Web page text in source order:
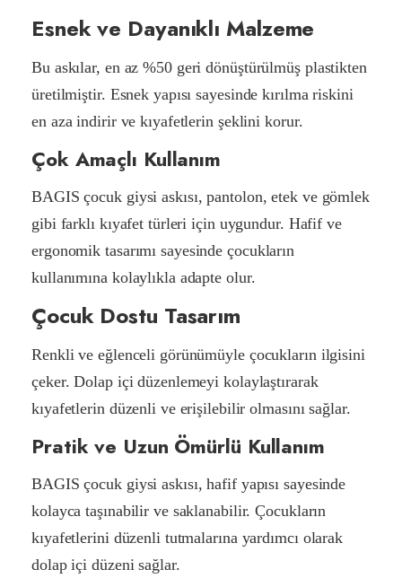
Esnek ve Dayanıklı Malzeme
Bu askılar, en az %50 geri dönüştürülmüş plastikten
üretilmiştir. Esnek yapısı sayesinde kırılma riskini
en aza indirir ve kıyafetlerin şeklini korur.
Çok Amaçlı Kullanım
BAGIS çocuk giysi askısı, pantolon, etek ve gömlek
gibi farklı kıyafet türleri için uygundur. Hafif ve
ergonomik tasarımı sayesinde çocukların
kullanımına kolaylıkla adapte olur.
Çocuk Dostu Tasarım
Renkli ve eğlenceli görünümüyle çocukların ilgisini
çeker. Dolap içi düzenlemeyi kolaylaştırarak
kıyafetlerin düzenli ve erişilebilir olmasını sağlar.
Pratik ve Uzun Ömürlü Kullanım
BAGIS çocuk giysi askısı, hafif yapısı sayesinde
kolayca taşınabilir ve saklanabilir. Çocukların
kıyafetlerini düzenli tutmalarına yardımcı olarak
dolap içi düzeni sağlar.